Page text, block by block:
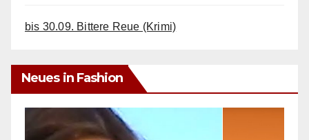
bis 30.09. Bittere Reue (Krimi)
Neues in Fashion